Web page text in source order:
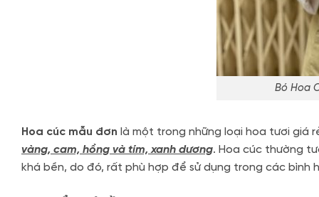
Bó Hoa
Hoa cúc mẫu đơn là một trong những loại hoa tươi giá
vàng, cam, hồng và tím, xanh dương. Hoa cúc thường
khá bền, do đó, rất phù hợp để sử dụng trong các